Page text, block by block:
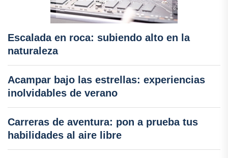
Escalada en roca: subiendo alto en la
naturaleza
Acampar bajo las estrellas: experiencias
inolvidables de verano
Carreras de aventura: pon a prueba tus
habilidades al aire libre